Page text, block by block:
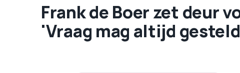
Frank de Boer zet deur
'Vraag mag altijd